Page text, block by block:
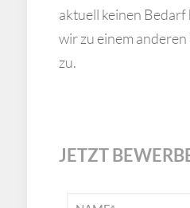
aktuell keinen Bedarf
wir zu einem
zu.
JETZT